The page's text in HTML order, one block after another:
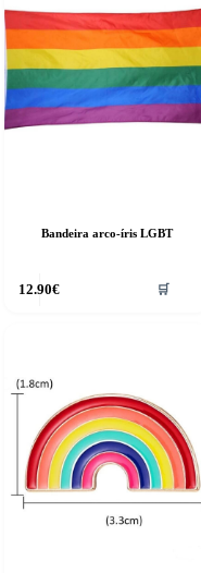
Bandeira arco-íris LGBT
12.90€ 🛒